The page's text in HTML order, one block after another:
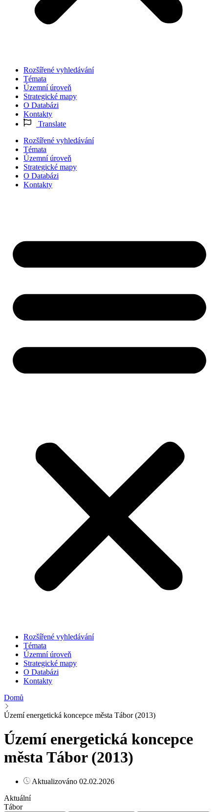
Rozšířené vyhledávání
Témata
Územní úroveň
Strategické mapy
O Databázi
Kontakty
Translate
Rozšířené vyhledávání
Témata
Územní úroveň
Strategické mapy
O Databázi
Kontakty
Rozšířené vyhledávání
Témata
Územní úroveň
Strategické mapy
O Databázi
Kontakty
Domů
Území energetická koncepce města Tábor (2013)
Území energetická koncepce
města Tábor (2013)
Aktualizováno 02.02.2026
Aktuální
Tábor